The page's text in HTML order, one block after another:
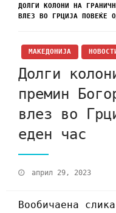
ДОЛГИ КОЛОНИ НА
ВЛЕЗ ВО ГРЦИЈА ПОВЕЌЕ
МАКЕДОНИЈА
Долги
премин
влез во
еден час
април 29, 2023
Вообичаена